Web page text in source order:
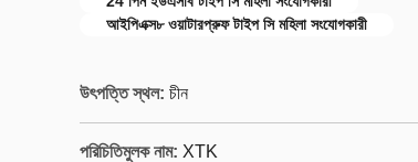
আইপিএক্স৮ ওয়াটারপ্রুফ টাইপ সি মহিলা সংযোগকারী
উৎপত্তি স্থল: চীন
পরিচিতিমুলক নাম: XTK